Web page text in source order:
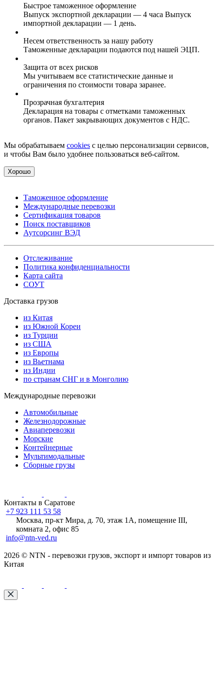
Быстрое таможенное оформление
Выпуск экспортной декларации — 4 часа Выпуск
импортной декларации — 1 день.
Несем ответственность за нашу работу
Таможенные декларации подаются под нашей ЭЦП.
Защита от всех рисков
Мы учитываем все статистические данные и
ограничения по стоимости товара заранее.
Прозрачная бухгалтерия
Декларация на товары с отметками таможенных
органов. Пакет закрывающих документов с НДС.
Мы обрабатываем cookies с целью персонализации сервисов,
и чтобы Вам было удобнее пользоваться веб-сайтом.
Хорошо
Таможенное оформление
Международные перевозки
Сертификация товаров
Поиск поставщиков
Аутсорсинг ВЭД
Отслеживание
Политика конфиденциальности
Карта сайта
СОУТ
Доставка грузов
из Китая
из Южной Кореи
из Турции
из США
из Европы
из Вьетнама
из Индии
по странам СНГ и в Монголию
Международные перевозки
Автомобильные
Железнодорожные
Авиаперевозки
Морские
Контейнерные
Мультимодальные
Сборные грузы
Контакты в Саратове
+7 923 111 53 58
Москва, пр-кт Мира, д. 70, этаж 1А, помещение III,
комната 2, офис 85
info@ntn-ved.ru
2026 © NTN - перевозки грузов, экспорт и импорт товаров из
Китая